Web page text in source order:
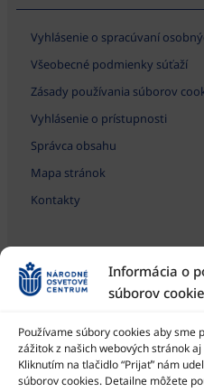
Informácia o
súborov
Používame súbory cookies aby sme
zážitok z našich webových stránok
Kliknutím na tlačidlo “Prijať” nám
súborov cookies. Detailne môžete
Vyhlásenie o spracúvaní
Všeobecné podmienky súťaží
Zásady používania súborov
Vyhlásenie o prístupnosti
Správca obsahu
Mapa stránok
Kontakty
Národné osvetové centrum je štátna
Ministerstva kultúry SR